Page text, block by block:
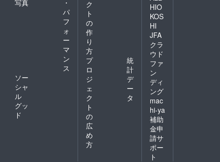
写真
・
パ
フ
ォ
ー
マ
ン
ス
ソー
シャ
ル
グッ
ド
ク
ト
の
作
り
方
プ
ロ
ジ
ェ
ク
ト
の
広
め
方
統
計
デ
ー
タ
HIO
KOS
HI
JFA
クラ
ウド
ファ
ン
ディ
ング
mac
hi-ya
補助
金申
請サ
ポー
ト